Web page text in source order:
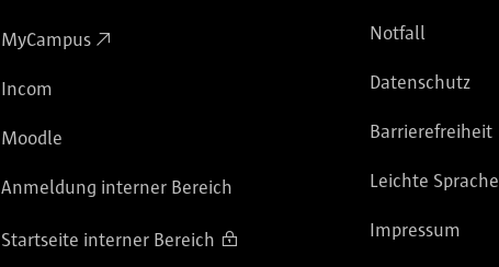
MyCampus
Incom
Moodle
Anmeldung interner Bereich
Startseite interner Bereich
Notfall
Datenschutz
Barrierefreiheit
Leichte Sprache
Impressum